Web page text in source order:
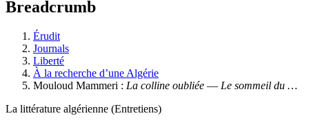
Breadcrumb
Érudit
Journals
Liberté
À la recherche d’une Algérie
Mouloud Mammeri : La colline oubliée — Le sommeil du …
La littérature algérienne (Entretiens)